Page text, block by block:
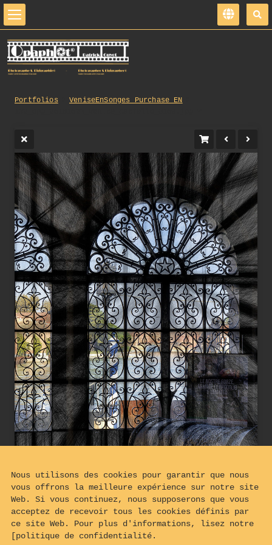
Portfolios
VeniseEnSonges_Purchase_EN
Vue sur le bassin de l'Arsenale Vecchio
Nous utilisons des cookies pour garantir que nous
vous offrons la meilleure expérience sur notre site
Web. Si vous continuez, nous supposerons que vous
acceptez de recevoir tous les cookies définis par
ce site Web. Pour plus d'informations, lisez notre
[politique de confidentialité.